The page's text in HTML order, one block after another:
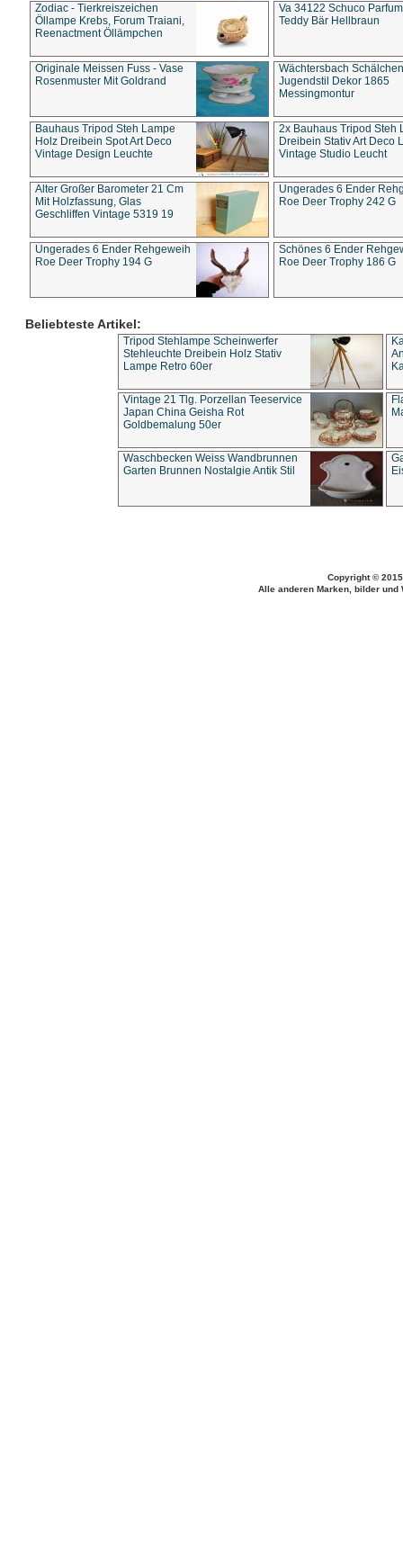
Zodiac - Tierkreiszeichen
Öllampe Krebs, Forum Traiani,
Reenactment Öllämpchen
Va 34122 Schuco
Teddy Bär Hellbraun
Originale Meissen Fuss - Vase
Rosenmuster Mit Goldrand
Wächtersbach Schälchen
Jugendstil Dekor 1865
Messingmontur
Bauhaus Tripod Steh Lampe
Holz Dreibein Spot Art Deco
Vintage Design Leuchte
2x Bauhaus Tripod Steh
Dreibein Stativ Art Deco
Vintage Studio Leucht
Alter Großer Barometer 21 Cm
Mit Holzfassung, Glas
Geschliffen Vintage 5319 19
Ungerades 6 Ender
Roe Deer Trophy 242 G
Ungerades 6 Ender Rehgeweih
Roe Deer Trophy 194 G
Schönes 6 Ender
Roe Deer Trophy 186 G
Beliebteste Artikel:
Tripod Stehlampe Scheinwerfer
Stehleuchte Dreibein Holz Stativ
Lampe Retro 60er
Vintage 21 Tlg. Porzellan Teeservice
Japan China Geisha Rot
Goldbemalung 50er
Waschbecken Weiss Wandbrunnen
Garten Brunnen Nostalgie Antik Stil
Copyright ©
Alle anderen Marken, bilder und